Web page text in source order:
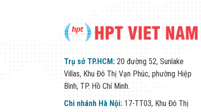
Trụ sở TP.HCM: 20 đường 52, Sunlake
Villas, Khu Đô Thị Vạn Phúc, phường Hiệp
Bình, TP. Hồ Chí Minh.
Chi nhánh Hà Nội: 17-TT03, Khu Đô Thị